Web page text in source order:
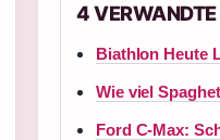
4
Biathlon Heute
Wie viel
Ford C-Max: